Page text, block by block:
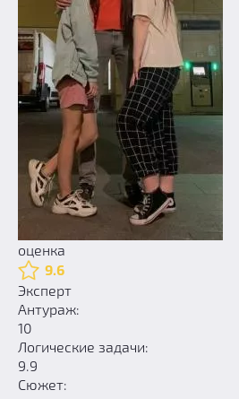
оценка
9.6
Эксперт
Антураж:
10
Логические задачи:
9.9
Сюжет: